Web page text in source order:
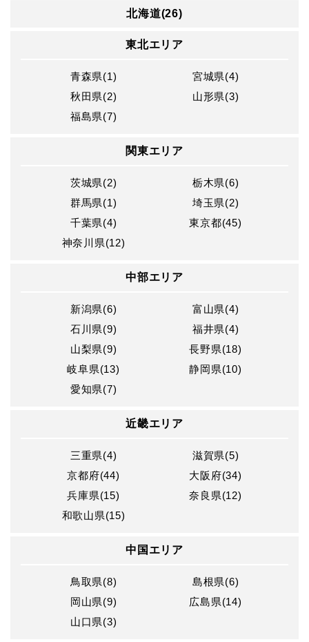
北海道(26)
東北エリア
青森県(1)
宮城県(4)
秋田県(2)
山形県(3)
福島県(7)
関東エリア
茨城県(2)
栃木県(6)
群馬県(1)
埼玉県(2)
千葉県(4)
東京都(45)
神奈川県(12)
中部エリア
新潟県(6)
富山県(4)
石川県(9)
福井県(4)
山梨県(9)
長野県(18)
岐阜県(13)
静岡県(10)
愛知県(7)
近畿エリア
三重県(4)
滋賀県(5)
京都府(44)
大阪府(34)
兵庫県(15)
奈良県(12)
和歌山県(15)
中国エリア
鳥取県(8)
島根県(6)
岡山県(9)
広島県(14)
山口県(3)